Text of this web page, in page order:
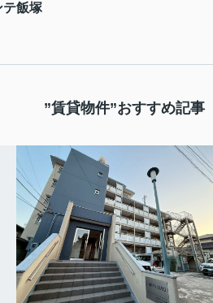
テ飯塚
”賃貸物件”おすすめ記事